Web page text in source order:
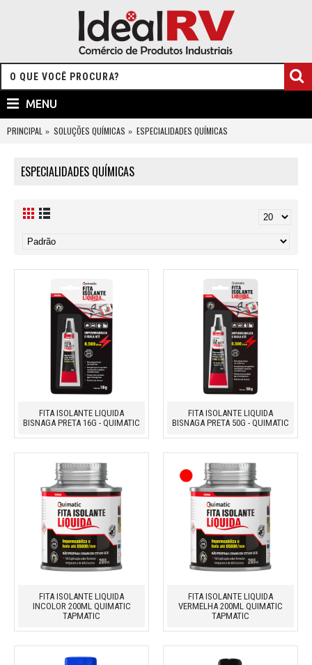
MENU
PRINCIPAL SOLUÇÕES QUÍMICAS ESPECIALIDADES QUÍMICAS
ESPECIALIDADES QUÍMICAS
FITA ISOLANTE LIQUIDA
BISNAGA PRETA 16G - QUIMATIC
FITA ISOLANTE LIQUIDA
BISNAGA PRETA 50G - QUIMATIC
FITA ISOLANTE LIQUIDA
INCOLOR 200ML QUIMATIC
TAPMATIC
FITA ISOLANTE LIQUIDA
VERMELHA 200ML QUIMATIC
TAPMATIC